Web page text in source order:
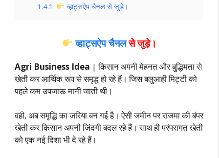
1.4.1
व्हाट्सऐप चैनल से जुड़े।
व्हाट्सऐप चैनलसे जुड़े।
Agri Business Idea | किसान अपनी मेहनत और बुद्धिमता से
खेती कर आर्थिक रूप से समृद्ध हो रहे हैं। जिस बलुआही मिट्टी को
पहले कम उपजाऊ मानी जाती थी।
वही, अब समृद्धि का जरिया बन गई है। ऐसी जमीन पर राजमा की बंपर
खेती कर किसान अपनी जिंदगी बदल रहे हैं। साथ ही परंपरागत खेती
को एक नई दिशा भी दे रहे हैं।